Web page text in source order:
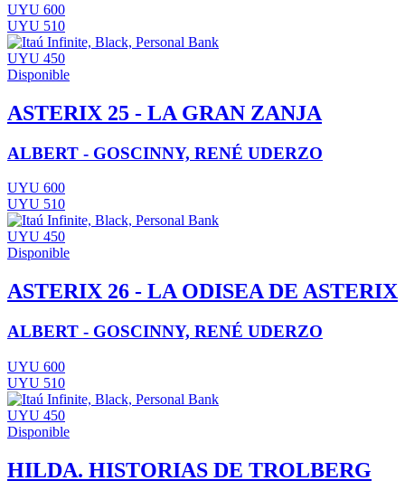
UYU 600
UYU 510
UYU 450
Disponible
ASTERIX 25 - LA GRAN ZANJA
ALBERT - GOSCINNY, RENÉ UDERZO
UYU 600
UYU 510
UYU 450
Disponible
ASTERIX 26 - LA ODISEA DE ASTERIX
ALBERT - GOSCINNY, RENÉ UDERZO
UYU 600
UYU 510
UYU 450
Disponible
HILDA. HISTORIAS DE TROLBERG